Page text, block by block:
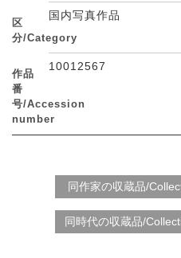
区
分/Category
国内写真作品
作品
番
号/Accession
number
10012567